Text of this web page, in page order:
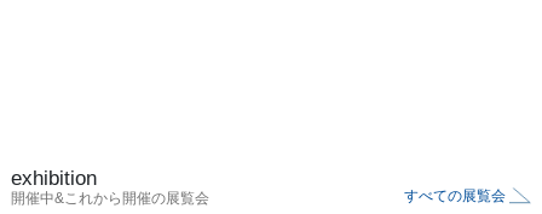
exhibition
開催中&これから開催の展覧会 すべての展覧会